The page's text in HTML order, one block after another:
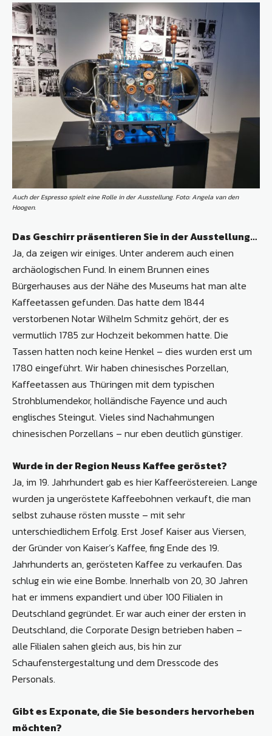
Auch der Espresso spielt eine Rolle in der Ausstellung. Foto: Angela van den
Hoogen.
Das Geschirr präsentieren Sie in der Ausstellung…
Ja, da zeigen wir einiges. Unter anderem auch einen
archäologischen Fund. In einem Brunnen eines
Bürgerhauses aus der Nähe des Museums hat man alte
Kaffeetassen gefunden. Das hatte dem 1844
verstorbenen Notar Wilhelm Schmitz gehört, der es
vermutlich 1785 zur Hochzeit bekommen hatte. Die
Tassen hatten noch keine Henkel – dies wurden erst um
1780 eingeführt. Wir haben chinesisches Porzellan,
Kaffeetassen aus Thüringen mit dem typischen
Strohblumendekor, holländische Fayence und auch
englisches Steingut. Vieles sind Nachahmungen
chinesischen Porzellans – nur eben deutlich günstiger.
Wurde in der Region Neuss Kaffee geröstet?
Ja, im 19. Jahrhundert gab es hier Kaffeeröstereien. Lange
wurden ja ungeröstete Kaffeebohnen verkauft, die man
selbst zuhause rösten musste – mit sehr
unterschiedlichem Erfolg. Erst Josef Kaiser aus Viersen,
der Gründer von Kaiser‘s Kaffee, fing Ende des 19.
Jahrhunderts an, gerösteten Kaffee zu verkaufen. Das
schlug ein wie eine Bombe. Innerhalb von 20, 30 Jahren
hat er immens expandiert und über 100 Filialen in
Deutschland gegründet. Er war auch einer der ersten in
Deutschland, die Corporate Design betrieben haben –
alle Filialen sahen gleich aus, bis hin zur
Schaufenstergestaltung und dem Dresscode des
Personals.
Gibt es Exponate, die Sie besonders hervorheben
möchten?